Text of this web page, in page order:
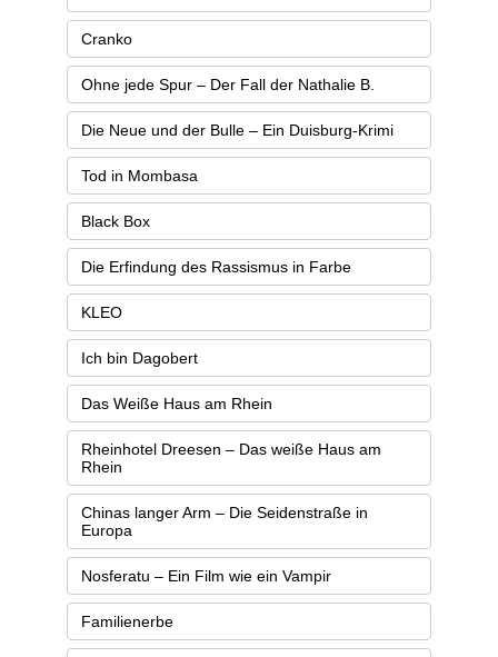
Cranko
Ohne jede Spur – Der Fall der Nathalie B.
Die Neue und der Bulle – Ein Duisburg-Krimi
Tod in Mombasa
Black Box
Die Erfindung des Rassismus in Farbe
KLEO
Ich bin Dagobert
Das Weiße Haus am Rhein
Rheinhotel Dreesen – Das weiße Haus am
Rhein
Chinas langer Arm – Die Seidenstraße in
Europa
Nosferatu – Ein Film wie ein Vampir
Familienerbe